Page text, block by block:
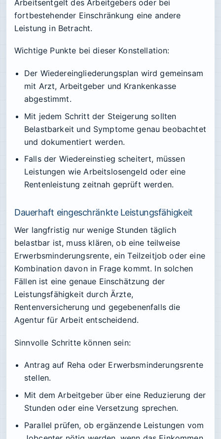
Arbeitsentgelt des Arbeitgebers oder bei
fortbestehender Einschränkung eine andere
Leistung in Betracht.
Wichtige Punkte bei dieser Konstellation:
Der Wiedereingliederungsplan wird gemeinsam
mit Arzt, Arbeitgeber und Krankenkasse
abgestimmt.
Mit jedem Schritt der Steigerung sollten
Belastbarkeit und Symptome genau beobachtet
und dokumentiert werden.
Falls der Wiedereinstieg scheitert, müssen
Leistungen wie Arbeitslosengeld oder eine
Rentenleistung zeitnah geprüft werden.
Dauerhaft eingeschränkte Leistungsfähigkeit
Wer langfristig nur wenige Stunden täglich
belastbar ist, muss klären, ob eine teilweise
Erwerbsminderungsrente, ein Teilzeitjob oder eine
Kombination davon in Frage kommt. In solchen
Fällen ist eine genaue Einschätzung der
Leistungsfähigkeit durch Ärzte,
Rentenversicherung und gegebenenfalls die
Agentur für Arbeit entscheidend.
Sinnvolle Schritte können sein:
Antrag auf Reha oder Erwerbsminderungsrente
stellen.
Mit dem Arbeitgeber über eine Reduzierung der
Stunden oder eine Versetzung sprechen.
Parallel prüfen, ob ergänzende Leistungen vom